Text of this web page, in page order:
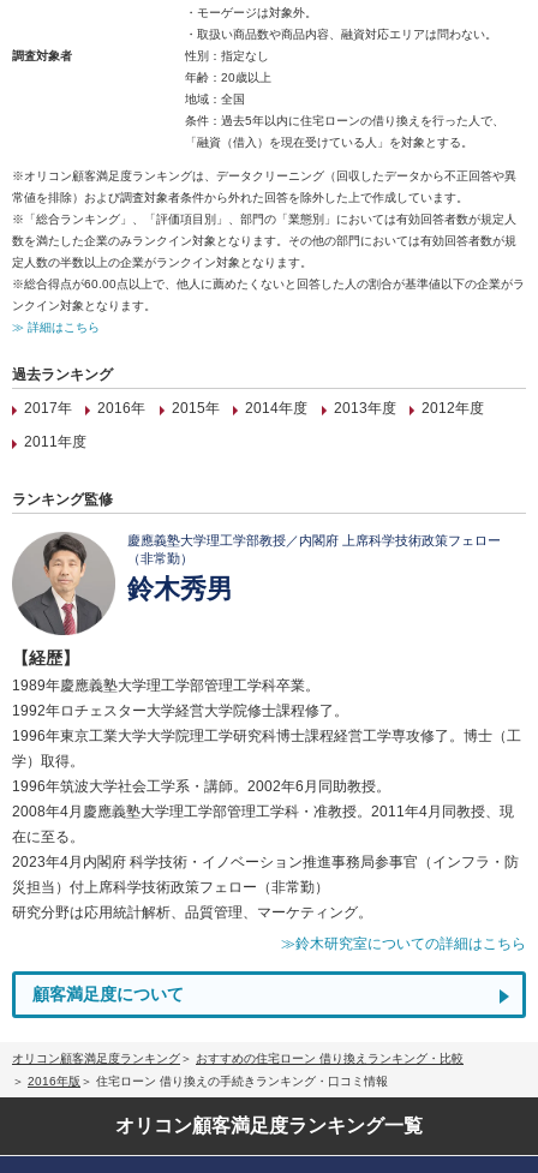
・モーゲージは対象外。
・取扱い商品数や商品内容、融資対応エリアは問わない。
調査対象者
性別：指定なし
年齢：20歳以上
地域：全国
条件：過去5年以内に住宅ローンの借り換えを行った人で、
「融資（借入）を現在受けている人」を対象とする。
※オリコン顧客満足度ランキングは、データクリーニング（回収したデータから不正回答や異
常値を排除）および調査対象者条件から外れた回答を除外した上で作成しています。
※「総合ランキング」、「評価項目別」、部門の「業態別」においては有効回答者数が規定人
数を満たした企業のみランクイン対象となります。その他の部門においては有効回答者数が規
定人数の半数以上の企業がランクイン対象となります。
※総合得点が60.00点以上で、他人に薦めたくないと回答した人の割合が基準値以下の企業がラ
ンクイン対象となります。
≫ 詳細はこちら
過去ランキング
2017年
2016年 2015年 2014年度 2013年度
2012年度
2011年度
ランキング監修
慶應義塾大学理工学部教授／内閣府 上席科学技術政策フェロー
（非常勤）
鈴木秀男
【経歴】
1989年慶應義塾大学理工学部管理工学科卒業。
1992年ロチェスター大学経営大学院修士課程修了。
1996年東京工業大学大学院理工学研究科博士課程経営工学専攻修了。博士（工
学）取得。
1996年筑波大学社会工学系・講師。2002年6月同助教授。
2008年4月慶應義塾大学理工学部管理工学科・准教授。2011年4月同教授、現
在に至る。
2023年4月内閣府 科学技術・イノベーション推進事務局参事官（インフラ・防
災担当）付上席科学技術政策フェロー（非常勤）
研究分野は応用統計解析、品質管理、マーケティング。
≫鈴木研究室についての詳細はこちら
顧客満足度について
オリコン顧客満足度ランキング
おすすめの住宅ローン 借り換えランキング・比較
2016年版
住宅ローン 借り換えの手続きランキング・口コミ情報
オリコン顧客満足度ランキング一覧